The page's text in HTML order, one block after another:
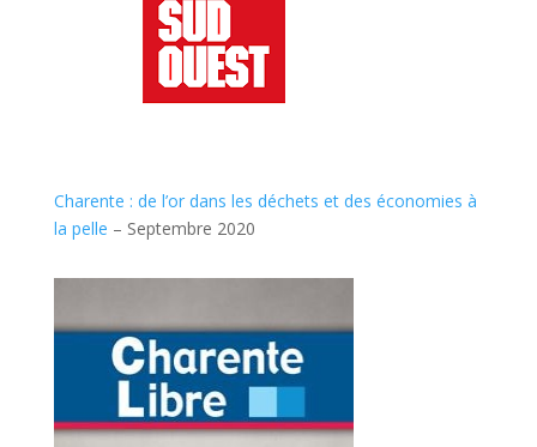
Charente : de l’or dans les déchets et des économies à
la pelle – Septembre 2020